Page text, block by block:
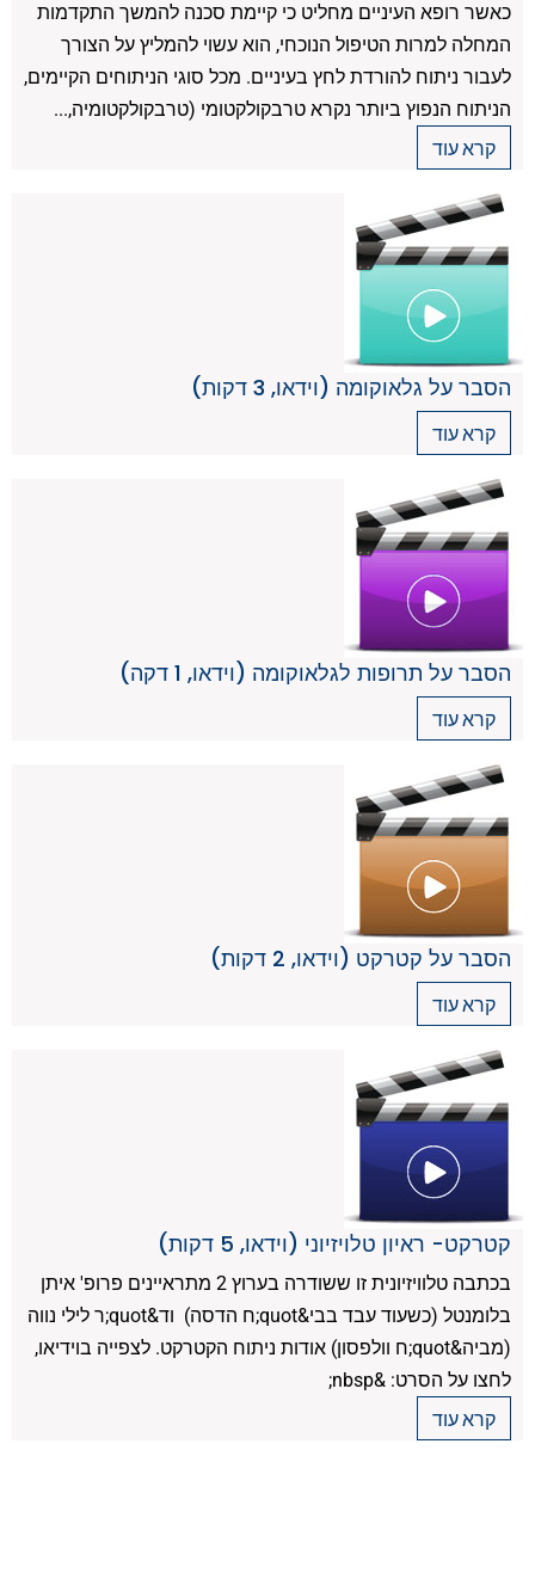
כאשר רופא העיניים מחליט כי קיימת סכנה להמשך התקדמות
המחלה למרות הטיפול הנוכחי, הוא עשוי להמליץ על הצורך
לעבור ניתוח להורדת לחץ בעיניים. מכל סוגי הניתוחים הקיימים,
הניתוח הנפוץ ביותר נקרא טרבקולקטומי (טרבקולקטומיה,...
קרא עוד
הסבר על גלאוקומה (וידאו, 3 דקות)
קרא עוד
הסבר על תרופות לגלאוקומה (וידאו, 1 דקה)
קרא עוד
הסבר על קטרקט (וידאו, 2 דקות)
קרא עוד
קטרקט- ראיון טלויזיוני (וידאו, 5 דקות)
בכתבה טלוויזיונית זו ששודרה בערוץ 2 מתראיינים פרופ' איתן
בלומנטל (כשעוד עבד בבי&quot;ח הדסה) וד&quot;ר לילי נווה
(מביה&quot;ח וולפסון) אודות ניתוח הקטרקט. לצפייה בוידיאו,
לחצו על הסרט: &nbsp;
קרא עוד